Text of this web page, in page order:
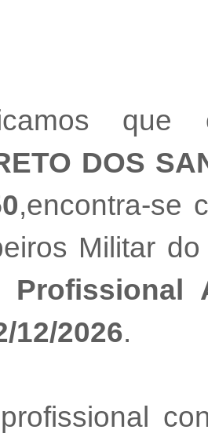
DOS
,encontra-se
Militar
Profissional
12/2026.